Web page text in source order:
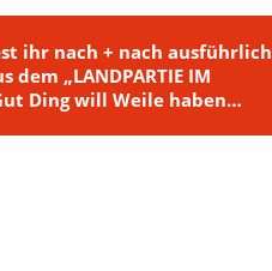
ihr nach + nach
dem „LANDPARTIE IM
Gut Ding will Weile haben…